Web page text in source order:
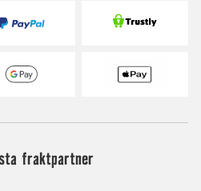
fraktpartner